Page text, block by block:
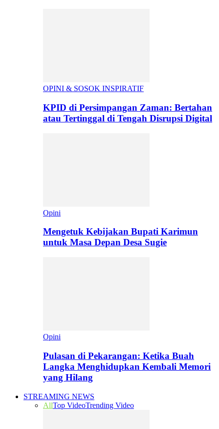
OPINI & SOSOK INSPIRATIF
KPID di Persimpangan Zaman: Bertahan
atau Tertinggal di Tengah Disrupsi Digital
Opini
Mengetuk Kebijakan Bupati Karimun
untuk Masa Depan Desa Sugie
Opini
Pulasan di Pekarangan: Ketika Buah
Langka Menghidupkan Kembali Memori
yang Hilang
STREAMING NEWS
AllTop VideoTrending Video